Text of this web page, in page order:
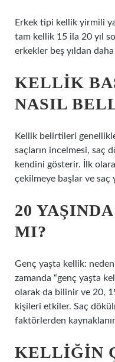
Erkek tipi kellik yirmili
tam kellik 15 ila 20 yıl
erkekler beş yıldan daha
KELLIK
NASIL
Kellik belirtileri
saçların incelmesi, saç
kendini gösterir. İlk
çekilmeye başlar ve saç
20
MI?
Genç yaşta kellik:
zamanda “genç yaşta
olarak da bilinir ve 20,
kişileri etkiler. Saç
faktörlerden
KELLIĞIN